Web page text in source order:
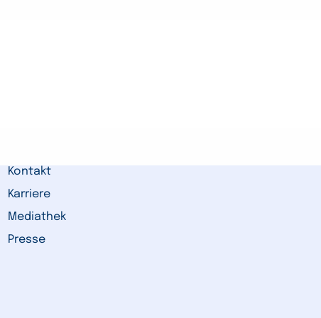
Kontakt
Karriere
Mediathek
Presse